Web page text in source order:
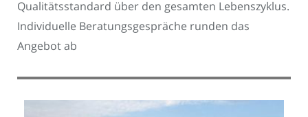
Qualitätsstandard über den gesamten Lebenszyklus.
Individuelle Beratungsgespräche runden das
Angebot ab